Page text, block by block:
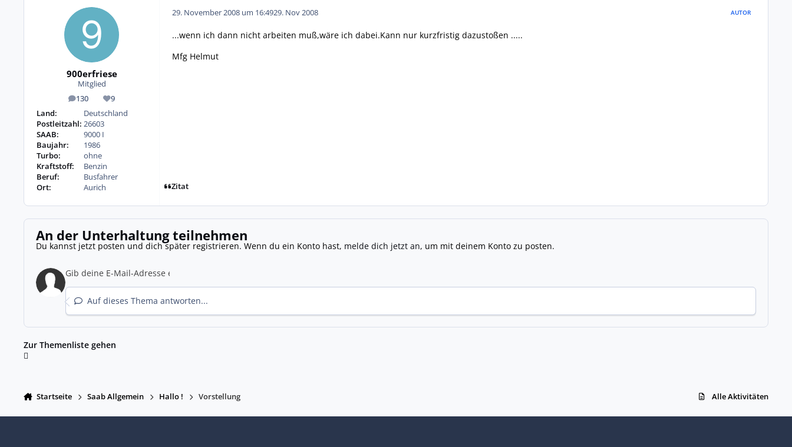
900erfriese
Mitglied
130
Beiträge 9
Reputation
Land:
Deutschland
Postleitzahl: 26603
SAAB:
9000 I
Baujahr:
1986
Turbo:
ohne
Kraftstoff:
Benzin
Beruf:
Busfahrer
Ort:
Aurich
29. November 2008 um 16:4929. Nov 2008 AUTOR
...wenn ich dann nicht arbeiten muß,wäre ich dabei.Kann nur kurzfristig dazustoßen .....
Mfg Helmut
Zitat
An der Unterhaltung teilnehmen
Du kannst jetzt posten und dich später registrieren. Wenn du ein Konto hast, melde dich jetzt an, um mit deinem Konto zu posten.
Auf dieses Thema antworten...
Zur Themenliste gehen
Startseite Saab Allgemein Hallo ! Vorstellung Alle Aktivitäten